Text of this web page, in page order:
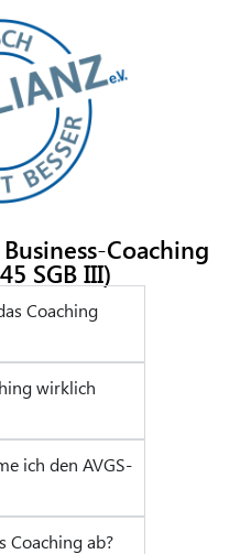
Coaching
SGB III)
Coaching
wirklich
ich den AVGS-
Coaching ab?​